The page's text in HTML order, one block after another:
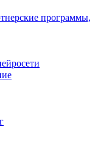
программы,